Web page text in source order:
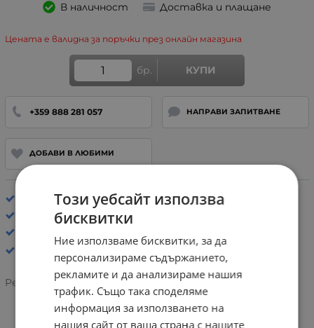
В наличност Доставка и плащане
Цената е валидна за поръчки през онлайн магазина
бр. КУПИ
+359 888 281 057 НАПРАВИ ЗАПИТВАНЕ
ДОБАВИ В ЛЮБИМИ
Хастар: Отоплен
Стелка: Анатомична
Рейтинг:
Този уебсайт използва
бисквитки
Ние използваме бисквитки, за да
персонализираме съдържанието,
рекламите и да анализираме нашия
трафик. Също така споделяме
информация за използването на
нашия сайт от ваша страна с нашите